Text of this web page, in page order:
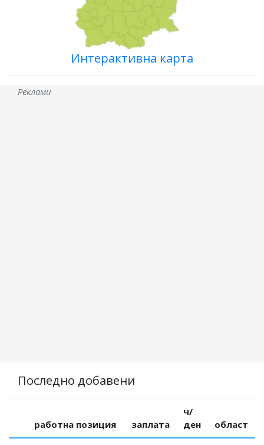
Интерактивна карта
Реклами
Последно добавени
работна позиция заплата
ч/
ден
област